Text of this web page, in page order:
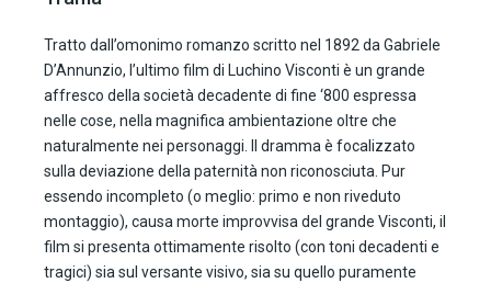
Tratto dall’omonimo romanzo scritto nel 1892 da Gabriele
D’Annunzio, l’ultimo film di Luchino Visconti è un grande
affresco della società decadente di fine ‘800 espressa
nelle cose, nella magnifica ambientazione oltre che
naturalmente nei personaggi. Il dramma è focalizzato
sulla deviazione della paternità non riconosciuta. Pur
essendo incompleto (o meglio: primo e non riveduto
montaggio), causa morte improvvisa del grande Visconti, il
film si presenta ottimamente risolto (con toni decadenti e
tragici) sia sul versante visivo, sia su quello puramente